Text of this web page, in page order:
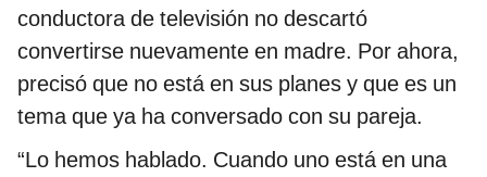
conductora de televisión no descartó
convertirse nuevamente en madre. Por ahora,
precisó que no está en sus planes y que es un
tema que ya ha conversado con su pareja.
“Lo hemos hablado. Cuando uno está en una